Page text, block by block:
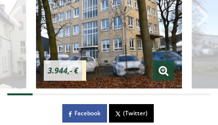
3.944,- €
Facebook (Twitter)